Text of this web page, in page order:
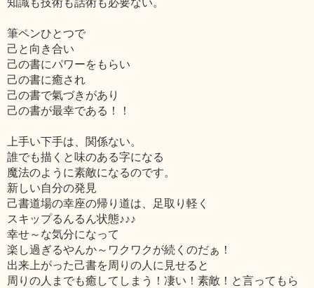
筆ペンひとつで
己と向き合い
己の書にパワーをもらい
己の書に癒され
己の書で氣づきがあり
己の書が最幸である！！
上手い下手は、関係ない。
誰でも描くと味のある字になる
魔法のように素敵になるのです。
新しい自分の発見
己書道場の幸座の帰り道は、足取り軽く
スキップるんるん状態♪♪♪
幸せ～な気分になって
楽し過ぎるやんか～ワクワクが続くのだぁ！
出来上がった己書を周りの人に見せると
周りの人までも癒してしまう！凄い！素敵！と言ってもら